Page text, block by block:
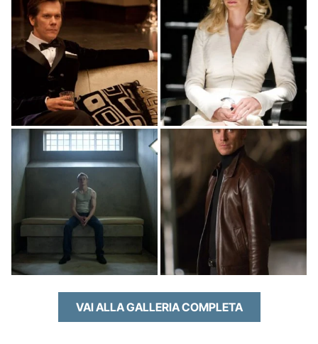
VAI ALLA GALLERIA COMPLETA